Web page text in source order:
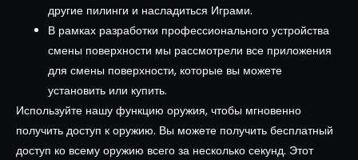
другие пилинги и насладиться Играми.
В рамках разработки профессионального устройства
смены поверхности мы рассмотрели все приложения
для смены поверхности, которые вы можете
установить или купить.
Используйте нашу функцию оружия, чтобы мгновенно
получить доступ к оружию. Вы можете получить бесплатный
доступ ко всему оружию всего за несколько секунд. Этот